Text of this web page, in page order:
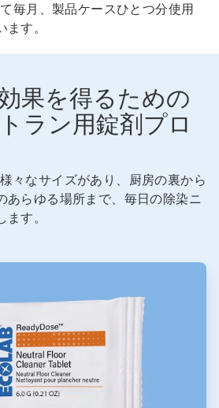
毎月、製品ケースひとつ分使用
す。
果を得るための
ラン用錠剤プロ
々なサイズがあり、厨房の裏から
あらゆる場所まで、毎日の除染ニ
す。